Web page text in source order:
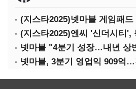
넷마블 "4분기 성장…내년 상
넷마블, 3분기 영업익 909억…